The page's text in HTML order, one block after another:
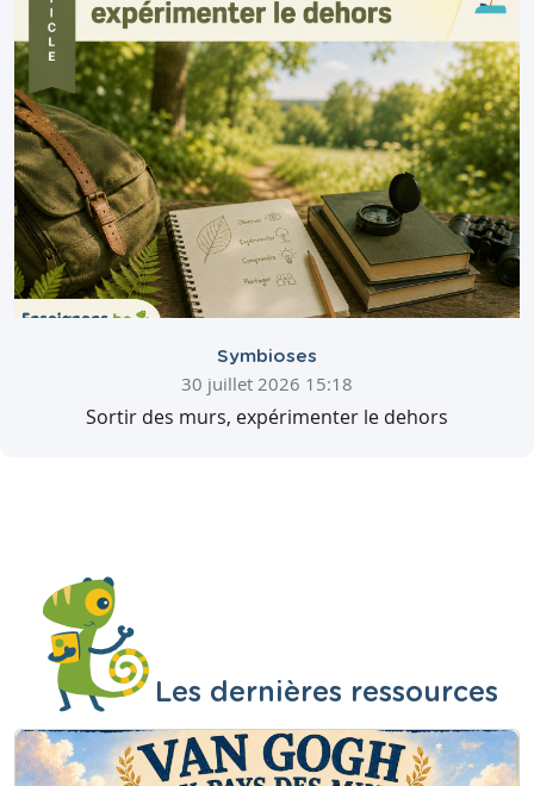
Symbioses
30 juillet 2026 15:18
Sortir des murs, expérimenter le dehors
Les dernières ressources